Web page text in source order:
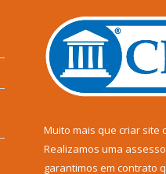
Muito mais que criar site
Realizamos uma
garantimos em contrato